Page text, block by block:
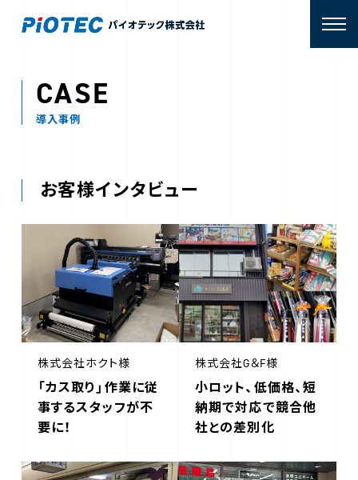
導入事例
CASE
お客様インタビュー
株式会社ホクト様
「カス取り」作業に従
事するスタッフが不
要に！
株式会社G＆F様
小ロット、低価格、短
納期で対応で競合他
社との差別化